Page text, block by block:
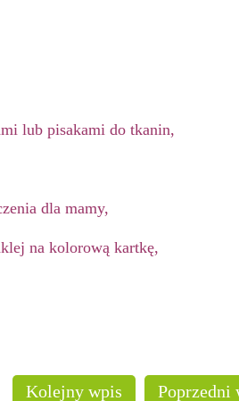
lub pisakami do tkanin,
dla mamy,
na kolorową kartkę,
Poprzedni
Kolejny wpis